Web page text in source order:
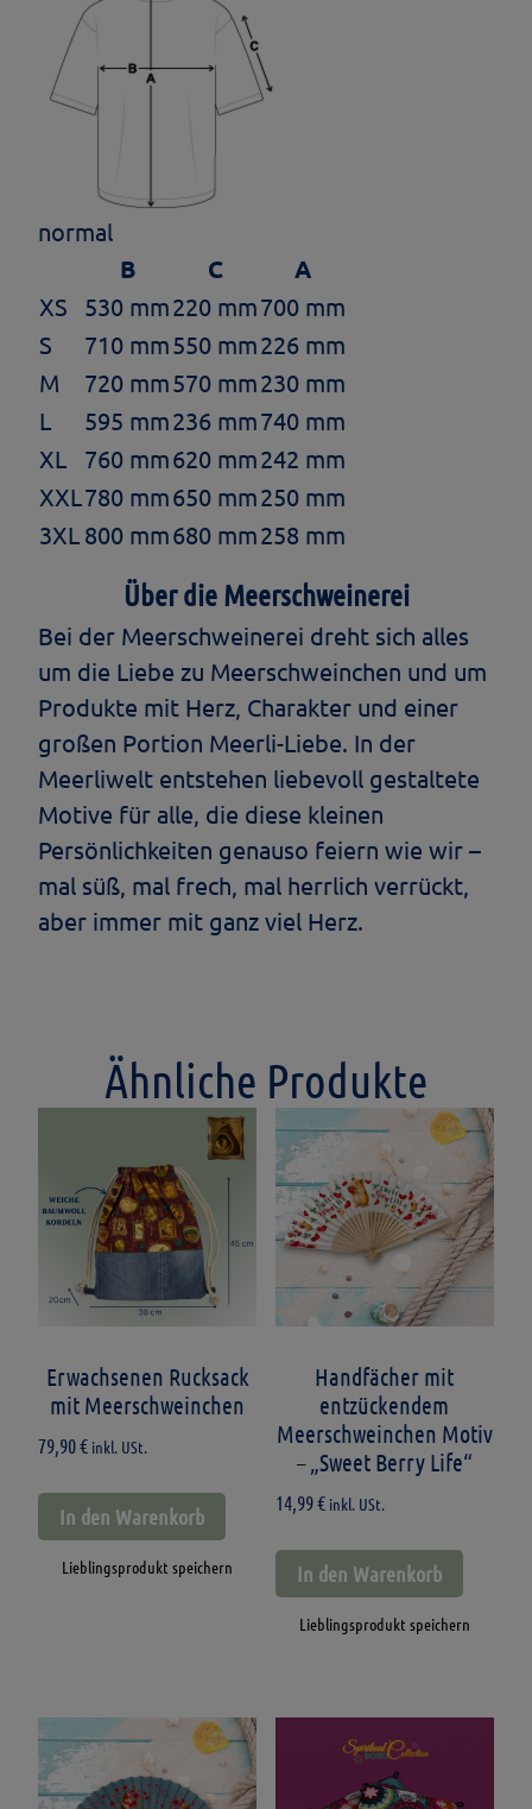
normal
B C A
XS 530 mm220 mm700 mm
S
710 mm550 mm226 mm
M
720 mm570 mm230 mm
L
595 mm236 mm740 mm
XL
760 mm620 mm242 mm
XXL 780 mm650 mm250 mm
3XL 800 mm680 mm258 mm
Über die Meerschweinerei
Bei der Meerschweinerei dreht sich alles
um die Liebe zu Meerschweinchen und um
Produkte mit Herz, Charakter und einer
großen Portion Meerli-Liebe. In der
Meerliwelt entstehen liebevoll gestaltete
Motive für alle, die diese kleinen
Persönlichkeiten genauso feiern wie wir –
mal süß, mal frech, mal herrlich verrückt,
aber immer mit ganz viel Herz.
Ähnliche Produkte
Erwachsenen Rucksack
mit Meerschweinchen
79,90€ inkl. USt.
In den Warenkorb
Lieblingsprodukt speichern
Handfächer mit
entzückendem
Meerschweinchen Motiv
– „Sweet Berry Life“
14,99€ inkl. USt.
In den Warenkorb
Lieblingsprodukt speichern